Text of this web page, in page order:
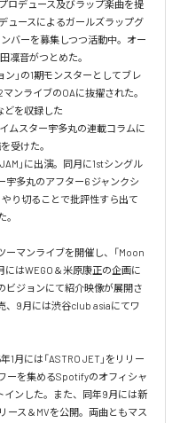
ロデュース及びラップ楽曲を提
ュースによるガールズラップグ
バーを募集しつつ活動中。オー
凜音がつとめた。
」の1期モンスターとしてブレ
ンライブのOAに抜擢された。
どを収録した
イムスター宇多丸の連載コラムに
受けた。
」に出演。同月に1stシングル
宇多丸のアフター6 ジャンクシ
やり切ることで批評性すら出て
。
マンライブを開催し、「Moon
にはWEGO＆米原康正の企画に
ビジョンにて紹介映像が展開さ
、9月には渋谷club asiaにてワ
1月には「ASTRO JET」をリリー
ーを集めるSpotifyのオフィシャ
インした。また、同年9月には新
リース＆MVを公開。両曲ともマス